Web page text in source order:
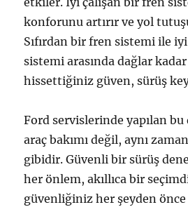
konforunu artırır ve yol
Sıfırdan bir fren sistemi ile
sistemi arasında dağlar
hissettiğiniz güven, sürüş
Ford servislerinde yapılan bu
araç bakımı değil, aynı
gibidir. Güvenli bir sürüş
her önlem, akıllıca bir
güvenliğiniz her şeyden